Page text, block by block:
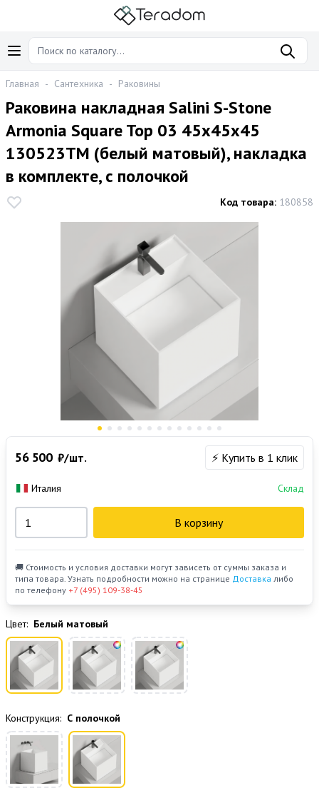
Главная - Сантехника - Раковины
Раковина накладная Salini S-Stone
Armonia Square Top 03 45x45x45
130523TM (белый матовый), накладка
в комплекте, с полочкой
Код товара: 180858
56 500 ₽/шт. ⚡ Купить в 1 клик
Италия Склад
В корзину
🚚 Стоимость и условия доставки могут зависеть от суммы заказа и
типа товара. Узнать подробности можно на странице Доставка либо
по телефону +7 (495) 109-38-45
Цвет: Белый матовый
Конструкция: С полочкой